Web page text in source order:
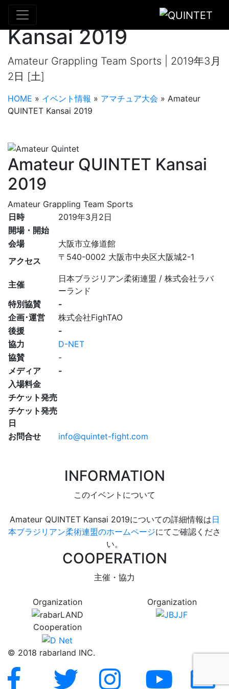
Amateur QUINTET
Kansai 2019
Amateur Grappling Team Sports | 2019年3月
2日 [土]
HOME » イベント情報 » アマチュア大会 » Amateur
QUINTET Kansai 2019
Amateur QUINTET Kansai
2019
Amateur Grappling Team Sports
日時
2019年3月2日
開場・開始
会場
大阪市立修道館
アクセス
〒540-0002 大阪市中央区大阪城2-1
主催
日本ブラジリアン柔術連盟 / 株式会社ラバ
ーランド
特別協賛
-
企画･運営
株式会社FighTAO
後援
-
協力
D-NET
協賛
-
メディア
-
入場料金
チケット発売
チケット発売
日
お問合せ
info@quintet-fight.com
INFORMATION
このイベントについて
Amateur QUINTET Kansai 2019についての詳細情報は日
本ブラジリアン柔術連盟のホームページにてご確認くださ
い。
COOPERATION
主催・協力
Organization Organization
Cooperation
© 2018 rabarland INC.